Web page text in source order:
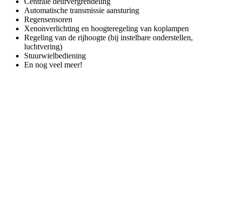
Automatische transmissie aansturing
Regensensoren
Xenonverlichting en hoogteregeling van koplampen
Regeling van de rijhoogte (bij instelbare onderstellen,
luchtvering)
Stuurwielbediening
En nog veel meer!